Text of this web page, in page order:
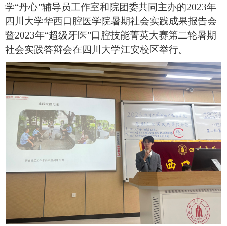
学“丹心”辅导员工作室和院团委共同主办的2023年
四川大学华西口腔医学院暑期社会实践成果报告会
暨2023年“超级牙医”口腔技能菁英大赛第二轮暑期
社会实践答辩会在四川大学江安校区举行。